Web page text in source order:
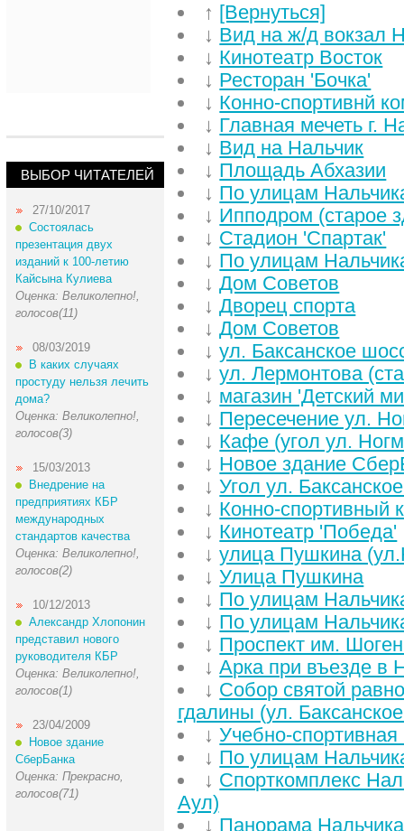
ВЫБОР ЧИТАТЕЛЕЙ
27/10/2017
Состоялась
презентация двух
изданий к 100-летию
Кайсына Кулиева
Оценка: Великолепно!,
голосов(11)
08/03/2019
В каких случаях
простуду нельзя лечить
дома?
Оценка: Великолепно!,
голосов(3)
15/03/2013
Внедрение на
предприятиях КБР
международных
стандартов качества
Оценка: Великолепно!,
голосов(2)
10/12/2013
Александр Хлопонин
представил нового
руководителя КБР
Оценка: Великолепно!,
голосов(1)
23/04/2009
Новое здание
СберБанка
Оценка: Прекрасно,
голосов(71)
↑ [Вернуться]
↓ Вид на ж/д вокзал
↓ Кинотеатр Восток
↓ Ресторан 'Бочка'
↓ Конно-спортивнй
↓ Главная мечеть г.
↓ Вид на Нальчик
↓ Площадь Абхазии
↓ По улицам
↓ Ипподром (старое
↓ Стадион 'Спартак'
↓ По улицам
↓Дом Советов
↓Дворец спорта
↓Дом Советов
↓ул. Баксанское
↓ул. Лермонтова
↓ магазин 'Детский
↓ Пересечение ул.
↓ Кафе (угол ул.
↓ Новое здание
↓Угол ул.
↓ Конно-спортивный
↓ Кинотеатр 'Победа'
↓улица Пушкина
↓Улица Пушкина
↓ По улицам
↓ По улицам
↓ Проспект им.
↓Арка при въезде в
↓ Собор святой
гдалины (ул.
↓Учебно-
↓ По улицам
↓ Спорткомплекс
Аул)
↓ Панорама Нальчика